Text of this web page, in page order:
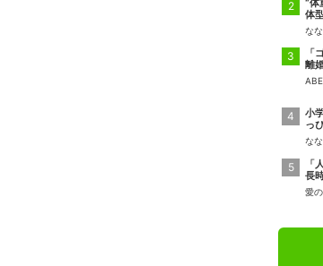
“体
体
な
「
離
小
っ
な
「
長
愛